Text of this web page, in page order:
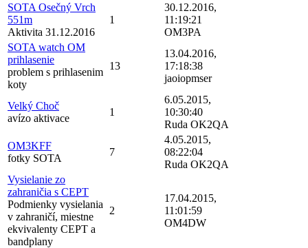
SOTA Osečný Vrch
551m
Aktivita 31.12.2016
1
30.12.2016,
11:19:21
OM3PA
SOTA watch OM
prihlasenie
problem s prihlasenim
koty
13
13.04.2016,
17:18:38
jaoiopmser
Velký Choč
avízo aktivace
1
6.05.2015,
10:30:40
Ruda OK2QA
OM3KFF
fotky SOTA
7
4.05.2015,
08:22:04
Ruda OK2QA
Vysielanie zo
zahraničia s CEPT
Podmienky vysielania
v zahraničí, miestne
ekvivalenty CEPT a
bandplany
2
17.04.2015,
11:01:59
OM4DW